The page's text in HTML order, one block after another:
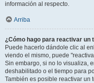
información al respecto.
Arriba
¿Cómo hago para reactivar un
Puede hacerlo dándole clic al
viendo el mismo, puede
Sin embargo, si no lo visualiza,
deshabilitado o el tiempo para
También es posible reactivar un